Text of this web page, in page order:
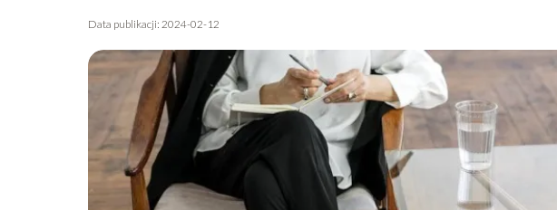
Data publikacji: 2024-02-12